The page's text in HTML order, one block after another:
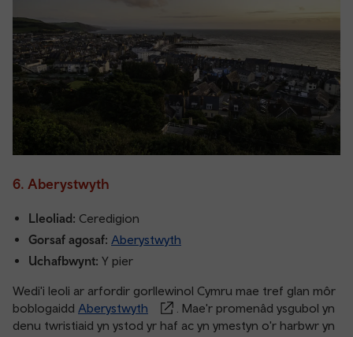
6. Aberystwyth
Lleoliad: Ceredigion
Gorsaf agosaf: Aberystwyth
Uchafbwynt: Y pier
Wedi'i leoli ar arfordir gorllewinol Cymru mae tref glan môr
boblogaidd Aberystwyth
. Mae'r promenâd ysgubol yn
denu twristiaid yn ystod yr haf ac yn ymestyn o'r harbwr yn